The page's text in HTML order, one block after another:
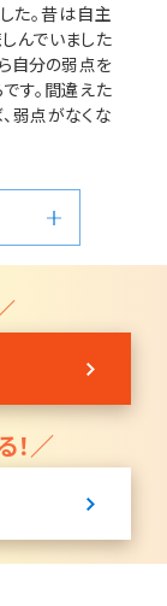
た。昔は自主
んでいました
自分の弱点を
す。間違えた
弱点がなくな
！／